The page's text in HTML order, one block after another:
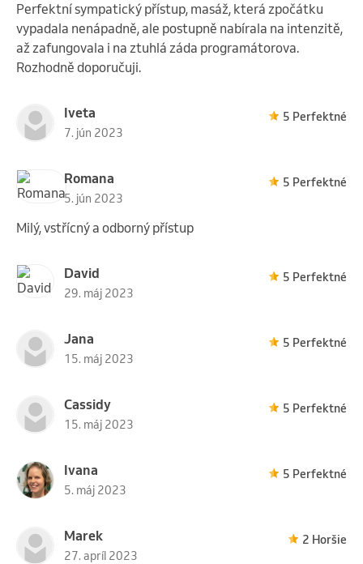
Perfektní sympatický přístup, masáž, která zpočátku
vypadala nenápadně, ale postupně nabírala na intenzitě,
až zafungovala i na ztuhlá záda programátorova.
Rozhodně doporučuji.
Iveta
7. jún 2023
5 Perfektné
Romana
5. jún 2023
5 Perfektné
Milý, vstřícný a odborný přístup
David
29. máj 2023
5 Perfektné
Jana
15. máj 2023
5 Perfektné
Cassidy
15. máj 2023
5 Perfektné
Ivana
5. máj 2023
5 Perfektné
Marek
27. apríl 2023
2 Horšie